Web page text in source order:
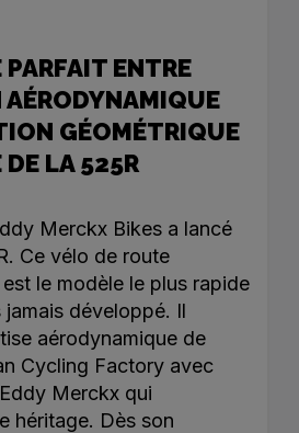
PARFAIT ENTRE
GÉOMÉTRIQUE
DE LA 525R
Merckx Bikes a lancé
Ce vélo de route
le modèle le plus rapide
développé. Il
aérodynamique de
Cycling Factory avec
Merckx qui
héritage. Dès son